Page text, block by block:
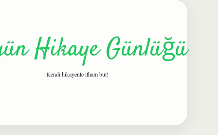
Hikaye Günlüğü
Kendi hikayenle ilham bul!